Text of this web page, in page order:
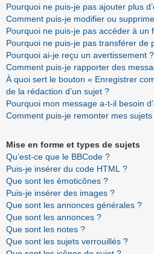
Pourquoi ne puis-je pas ajouter plus
Comment puis-je modifier ou
Pourquoi ne puis-je pas accéder à un
Pourquoi ne puis-je pas transférer de
Pourquoi ai-je reçu un avertissement ?
Comment puis-je rapporter des
À quoi sert le bouton « Enregistrer
de la rédaction d’un sujet ?
Pourquoi mon message a-t-il besoin
Comment puis-je remonter mes sujets
Mise en forme et types de sujets
Qu’est-ce que le BBCode ?
Puis-je insérer du code HTML ?
Que sont les émoticônes ?
Puis-je insérer des images ?
Que sont les annonces générales ?
Que sont les annonces ?
Que sont les notes ?
Que sont les sujets verrouillés ?